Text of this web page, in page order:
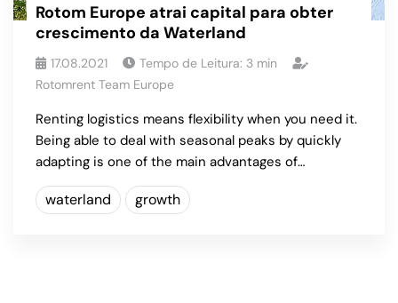
Rotom Europe atrai capital para obter
crescimento da Waterland
17.08.2021 Tempo de Leitura: 3 min
Rotomrent Team Europe
Renting logistics means flexibility when you need it.
Being able to deal with seasonal peaks by quickly
adapting is one of the main advantages of…
waterland growth